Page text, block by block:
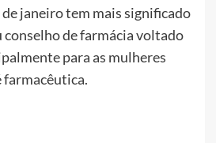
janeiro tem mais significado
conselho de farmácia voltado
para as mulheres
farmacêutica.